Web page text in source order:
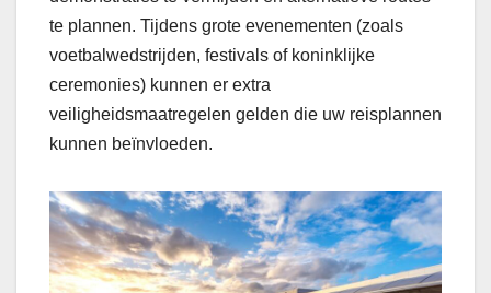
te plannen. Tijdens grote evenementen (zoals
voetbalwedstrijden, festivals of koninklijke
ceremonies) kunnen er extra
veiligheidsmaatregelen gelden die uw reisplannen
kunnen beïnvloeden.